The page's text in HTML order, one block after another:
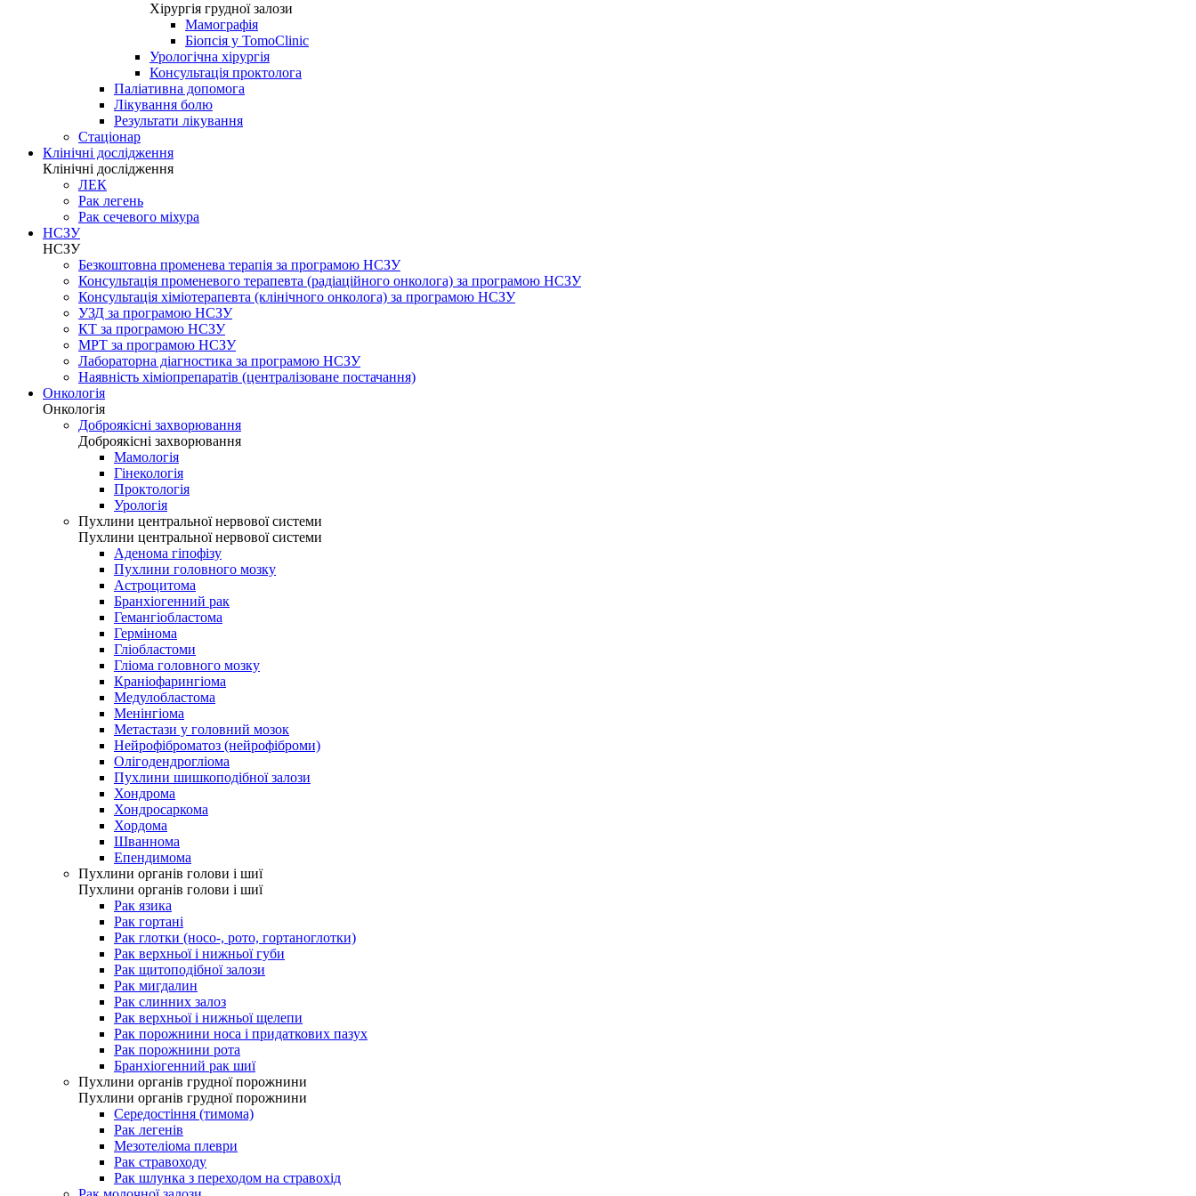
Хірургія грудної залози
Мамографія
Біопсія у TomoClinic
Урологічна хірургія
Консультація проктолога
Паліативна допомога
Лікування болю
Результати лікування
Стаціонар
Клінічні дослідження
Клінічні дослідження
ЛЕК
Рак легень
Рак сечевого міхура
НСЗУ
НСЗУ
Безкоштовна променева терапія за програмою НСЗУ
Консультація променевого терапевта (радіаційного онколога) за програмою НСЗУ
Консультація хіміотерапевта (клінічного онколога) за програмою НСЗУ
УЗД за програмою НСЗУ
КТ за програмою НСЗУ
МРТ за програмою НСЗУ
Лабораторна діагностика за програмою НСЗУ
Наявність хіміопрепаратів (централізоване постачання)
Онкологія
Онкологія
Доброякісні захворювання
Доброякісні захворювання
Мамологія
Гінекологія
Проктологія
Урологія
Пухлини центральної нервової системи
Пухлини центральної нервової системи
Аденома гіпофізу
Пухлини головного мозку
Астроцитома
Бранхіогенний рак
Гемангіобластома
Гермінома
Гліобластоми
Гліома головного мозку
Краніофарингіома
Медулобластома
Менінгіома
Метастази у головний мозок
Нейрофіброматоз (нейрофіброми)
Олігодендрогліома
Пухлини шишкоподібної залози
Хондрома
Хондросаркома
Хордома
Шваннома
Епендимома
Пухлини органів голови і шиї
Пухлини органів голови і шиї
Рак язика
Рак гортані
Рак глотки (носо-, рото, гортаноглотки)
Рак верхньої і нижньої губи
Рак щитоподібної залози
Рак мигдалин
Рак слинних залоз
Рак верхньої і нижньої щелепи
Рак порожнини носа і придаткових пазух
Рак порожнини рота
Бранхіогенний рак шиї
Пухлини органів грудної порожнини
Пухлини органів грудної порожнини
Середостіння (тимома)
Рак легенів
Мезотеліома плеври
Рак стравоходу
Рак шлунка з переходом на стравохід